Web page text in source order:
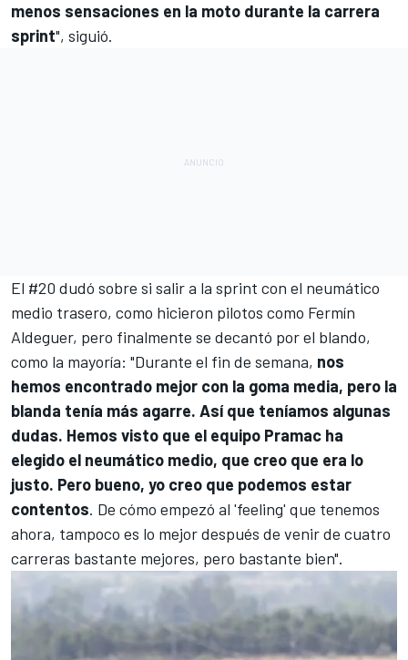
menos sensaciones en la moto durante la carrera
sprint", siguió.
El #20 dudó sobre si salir a la sprint con el neumático
medio trasero, como hicieron pilotos como Fermín
Aldeguer, pero finalmente se decantó por el blando,
como la mayoría: "Durante el fin de semana, nos
hemos encontrado mejor con la goma media, pero la
blanda tenía más agarre. Así que teníamos algunas
dudas. Hemos visto que el equipo Pramac ha
elegido el neumático medio, que creo que era lo
justo. Pero bueno, yo creo que podemos estar
contentos. De cómo empezó al 'feeling' que tenemos
ahora, tampoco es lo mejor después de venir de cuatro
carreras bastante mejores, pero bastante bien".